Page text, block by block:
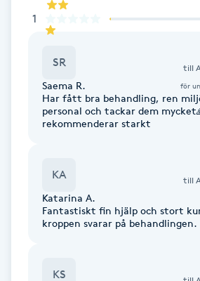
Coachning
Color correction
Damklippning
1
SR till
Saema R. för
Har fått bra behandling, ren
personal och tackar dem
rekommenderar starkt
KA till
Katarina A.
Fantastiskt fin hjälp och stort
kroppen svarar på behandlingen.
KS